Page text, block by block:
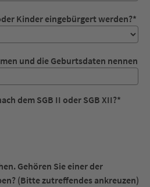
Kinder eingebürgert werden?*
und die Geburtsdaten nennen
dem SGB II oder SGB XII?*
Gehören Sie einer der
(Bitte zutreffendes ankreuzen)